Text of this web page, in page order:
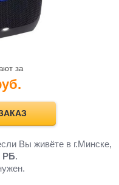
за
Вы живёте в г.Минске,
РБ.